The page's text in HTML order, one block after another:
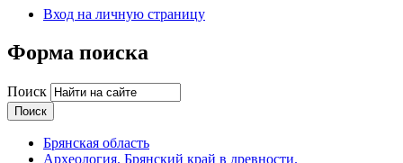
Вход на личную страницу
Форма поиска
Поиск
Брянская область
Археология. Брянский край в древности.